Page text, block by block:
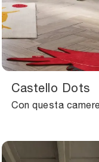
Castello Dots